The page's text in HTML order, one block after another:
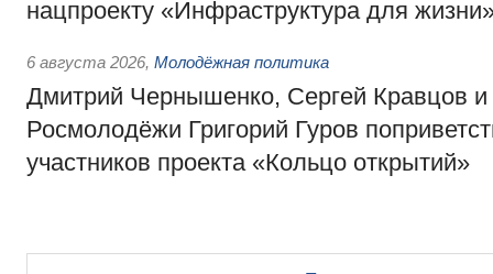
нацпроекту «Инфраструктура для
6 августа 2026, Молодёжная политика
Дмитрий Чернышенко, Сергей Кравцов и
Росмолодёжи Григорий Гуров
участников проекта «Кольцо открытий»